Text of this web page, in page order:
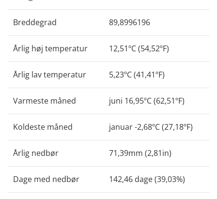
Breddegrad 89,8996196
Årlig høj temperatur 12,51ºC (54,52ºF)
Årlig lav temperatur 5,23ºC (41,41ºF)
Varmeste måned juni 16,95ºC (62,51ºF)
Koldeste måned januar -2,68ºC (27,18ºF)
Årlig nedbør 71,39mm (2,81in)
Dage med nedbør 142,46 dage (39,03%)